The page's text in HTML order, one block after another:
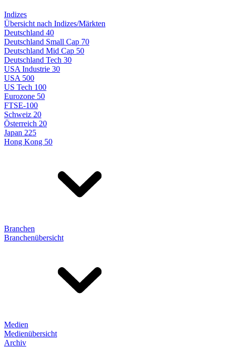
Indizes
Übersicht nach Indizes/Märkten
Deutschland 40
Deutschland Small Cap 70
Deutschland Mid Cap 50
Deutschland Tech 30
USA Industrie 30
USA 500
US Tech 100
Eurozone 50
FTSE-100
Schweiz 20
Österreich 20
Japan 225
Hong Kong 50
Branchen
Branchenübersicht
Medien
Medienübersicht
Archiv